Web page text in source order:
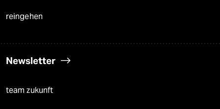
reingehen
Newsletter
team zukunft